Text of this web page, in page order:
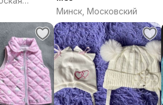
Минск, Московский